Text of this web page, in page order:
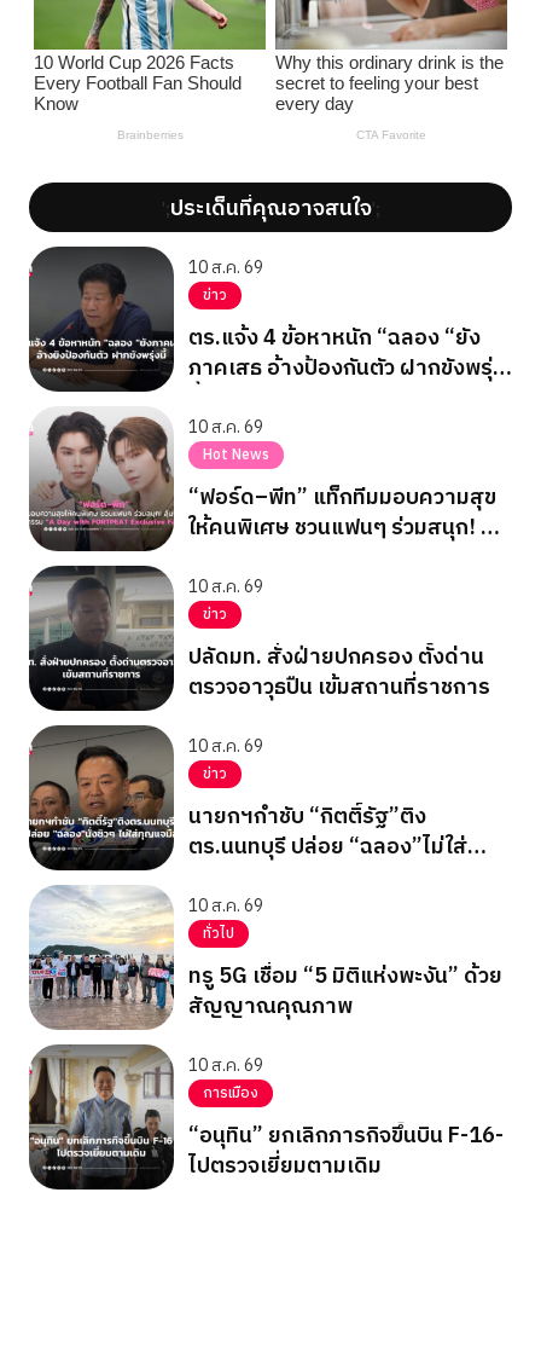
';ประเด็นที่คุณอาจสนใจ';
10 ส.ค. 69
ข่าว
ตร.แจ้ง 4 ข้อหาหนัก “ฉลอง “ยัง
ภาคเสธ อ้างป้องกันตัว ฝากขังพรุ่ง
10 ส.ค. 69
Hot News
“ฟอร์ด–พีท” แท็กทีมมอบความสุข
ให้คนพิเศษ ชวนแฟนๆ ร่วมสนุก! ลุ้น
FORTPEAT Exclusive Fan Meet”
10 ส.ค. 69
ข่าว
ปลัดมท. สั่งฝ่ายปกครอง ตั้งด่าน
ตรวจอาวุธปืน เข้มสถานที่ราชการ
10 ส.ค. 69
ข่าว
นายกฯกำชับ “กิตติ์รัฐ”ติง
ตร.นนทบุรี ปล่อย “ฉลอง”ไม่ใส่
10 ส.ค. 69
ทั่วไป
ทรู 5G เชื่อม “5 มิติแห่งพะงัน” ด้วย
สัญญาณคุณภาพ
10 ส.ค. 69
การเมือง
“อนุทิน” ยกเลิกภารกิจขึ้นบิน F-16-
ไปตรวจเยี่ยมตามเดิม